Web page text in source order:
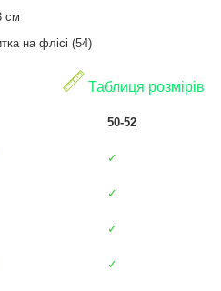
см
на флісі (54)
Таблиця розмірів
50-52
✓
✓
✓
✓